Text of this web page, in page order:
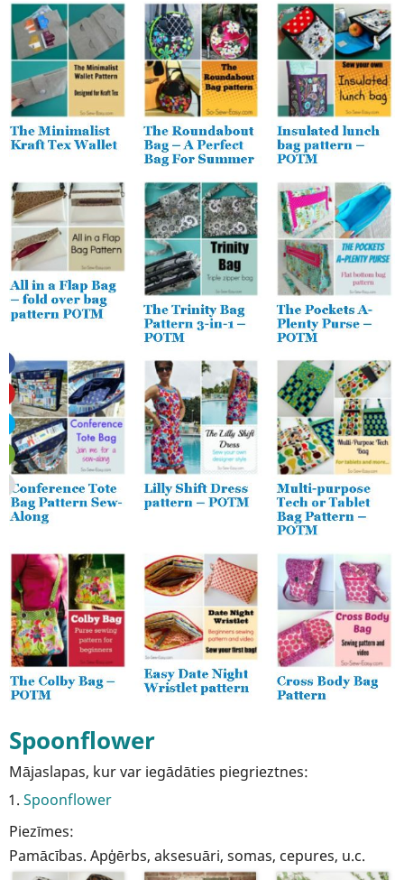
Spoonflower
Mājaslapas, kur var iegādāties piegrieztnes:
Spoonflower
Piezīmes:
Pamācības. Apģērbs, aksesuāri, somas, cepures, u.c.